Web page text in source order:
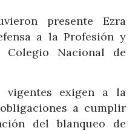
presente Ezra
a la Profesión y
Colegio Nacional de
vigentes exigen a la
a cumplir
del blanqueo de